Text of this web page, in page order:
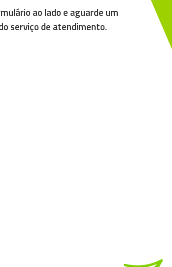
ao lado e aguarde um
serviço de atendimento.